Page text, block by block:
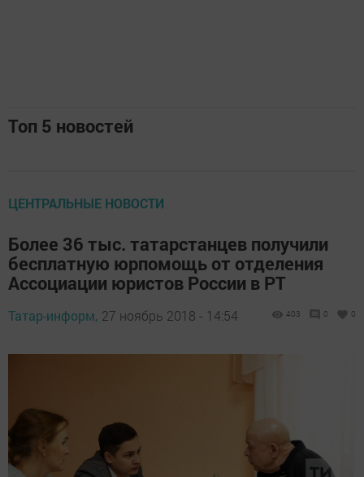
Топ 5 новостей
ЦЕНТРАЛЬНЫЕ НОВОСТИ
Более 36 тыс. татарстанцев получили
бесплатную юрпомощь от отделения
Ассоциации юристов России в РТ
Татар-информ, 27 ноябрь 2018 - 14:54 403 0 0